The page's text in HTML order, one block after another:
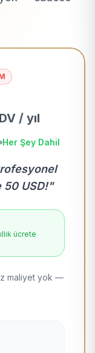
/ yıl
Her Şey Dahil
50 USD!"
ücrete
maliyet yok —